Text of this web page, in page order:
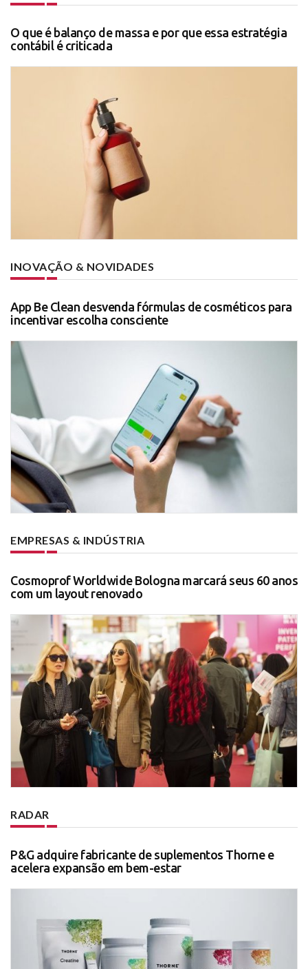
O que é balanço de massa e por que essa estratégia
contábil é criticada
INOVAÇÃO & NOVIDADES
App Be Clean desvenda fórmulas de cosméticos para
incentivar escolha consciente
EMPRESAS & INDÚSTRIA
Cosmoprof Worldwide Bologna marcará seus 60 anos
com um layout renovado
RADAR
P&G adquire fabricante de suplementos Thorne e
acelera expansão em bem-estar